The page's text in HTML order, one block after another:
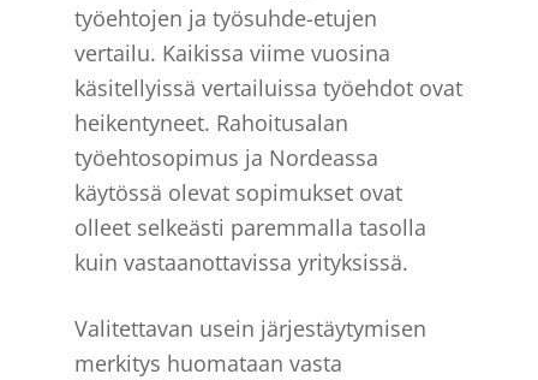
työehtojen ja työsuhde-etujen
vertailu. Kaikissa viime vuosina
käsitellyissä vertailuissa työehdot ovat
heikentyneet. Rahoitusalan
työehtosopimus ja Nordeassa
käytössä olevat sopimukset ovat
olleet selkeästi paremmalla tasolla
kuin vastaanottavissa yrityksissä.
Valitettavan usein järjestäytymisen
merkitys huomataan vasta